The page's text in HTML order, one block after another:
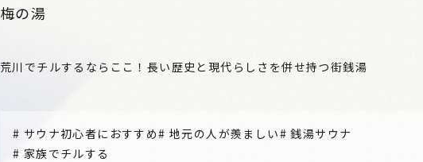
梅の湯
荒川でチルするならここ！長い歴史と現代らしさを併せ持つ街銭湯
# サウナ初心者におすすめ#地元の人が羨ましい#銭湯サウナ
# 家族でチルする